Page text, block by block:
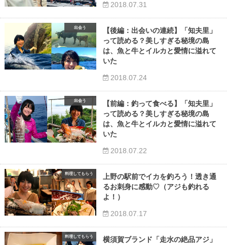
2018.07.31
出会う
【後編：出会いの連続】「知夫里」
って読める？美しすぎる秘境の島
は、魚と牛とイルカと愛情に溢れて
いた
2018.07.24
出会う
【前編：釣って食べる】「知夫里」
って読める？美しすぎる秘境の島
は、魚と牛とイルカと愛情に溢れて
いた
2018.07.22
料理してもらう
上野の駅前でイカを釣ろう！透き通
るお刺身に感動♡（アジも釣れる
よ！）
2018.07.17
料理してもらう
横須賀ブランド「走水の絶品アジ」